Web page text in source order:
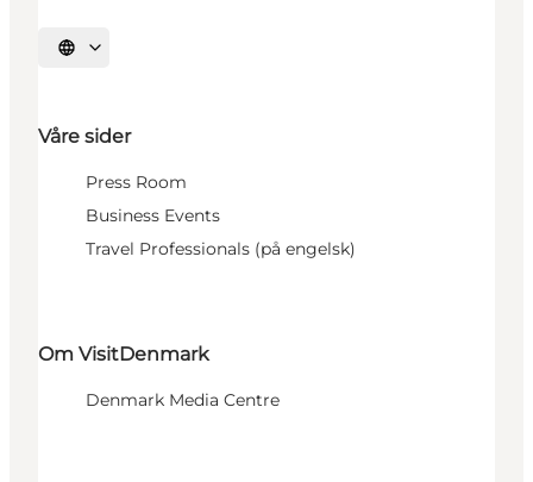
Velg språk
Våre sider
Press Room
Business Events
Travel Professionals (på engelsk)
Om VisitDenmark
Denmark Media Centre